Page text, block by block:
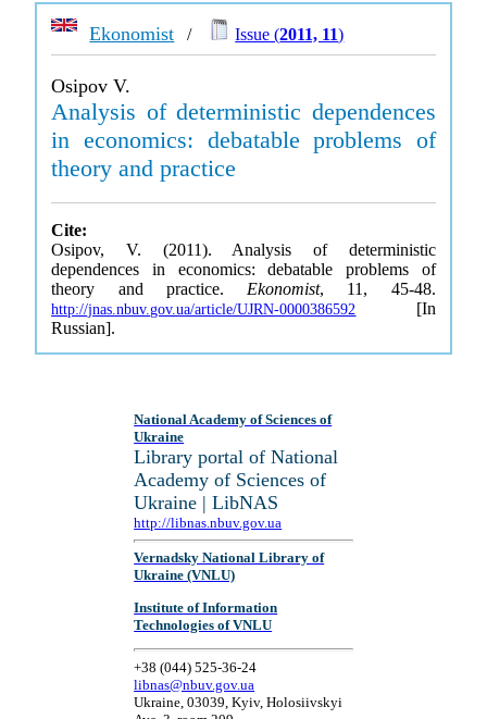
Ekonomist / Issue (2011, 11)
Osipov V.
Analysis of deterministic dependences
in economics: debatable problems of
theory and practice
Cite:
Osipov, V. (2011). Analysis of deterministic
dependences in economics: debatable problems of
theory and practice. Ekonomist, 11, 45-48.
http://jnas.nbuv.gov.ua/article/UJRN-0000386592 [In
Russian].
National Academy of Sciences of
Ukraine
Library portal of National
Academy of Sciences of
Ukraine | LibNAS
http://libnas.nbuv.gov.ua
Vernadsky National Library of
Ukraine (VNLU)
Institute of Information
Technologies of VNLU
+38 (044) 525-36-24
libnas@nbuv.gov.ua
Ukraine, 03039, Kyiv, Holosiivskyi